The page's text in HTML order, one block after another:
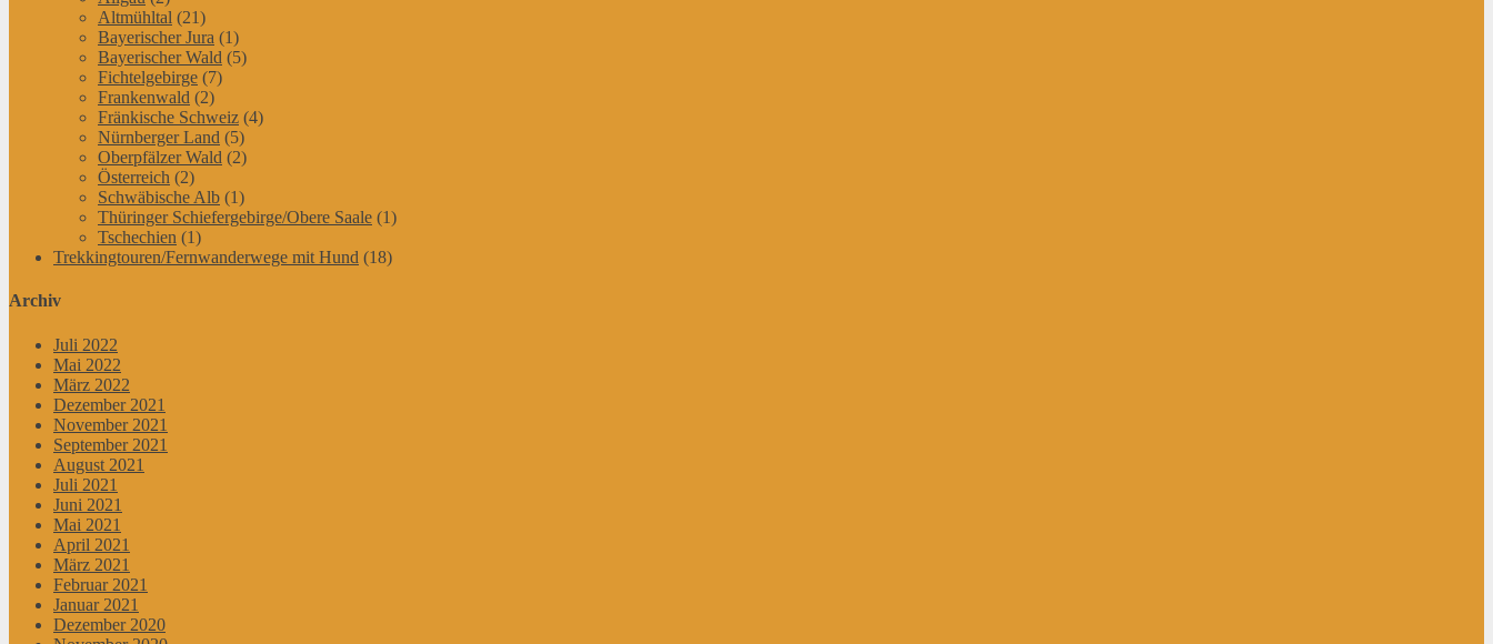
Altmühltal (21)
Bayerischer Jura (1)
Bayerischer Wald (5)
Fichtelgebirge (7)
Frankenwald (2)
Fränkische Schweiz (4)
Nürnberger Land (5)
Oberpfälzer Wald (2)
Österreich (2)
Schwäbische Alb (1)
Thüringer Schiefergebirge/Obere Saale (1)
Tschechien (1)
Trekkingtouren/Fernwanderwege mit Hund (18)
Archiv
Juli 2022
Mai 2022
März 2022
Dezember 2021
November 2021
September 2021
August 2021
Juli 2021
Juni 2021
Mai 2021
April 2021
März 2021
Februar 2021
Januar 2021
Dezember 2020